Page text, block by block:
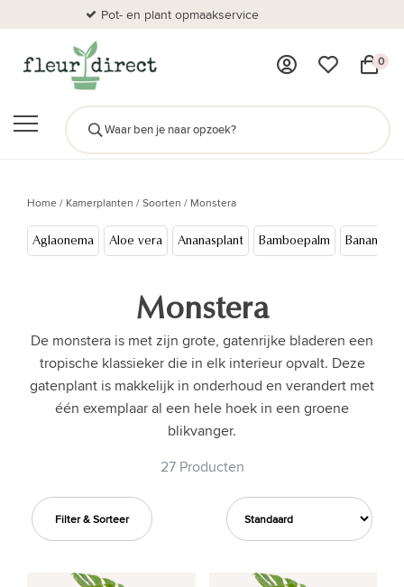
Pot- en plant opmaakservice
0
Home/ Kamerplanten /Soorten / Monstera
Aglaonema Aloe vera Ananasplant Bamboepalm
Monstera
De monstera is met zijn grote, gatenrijke bladeren een
tropische klassieker die in elk interieur opvalt. Deze
gatenplant is makkelijk in onderhoud en verandert met
één exemplaar al een hele hoek in een groene
blikvanger.
27 Producten
Filter & Sorteer